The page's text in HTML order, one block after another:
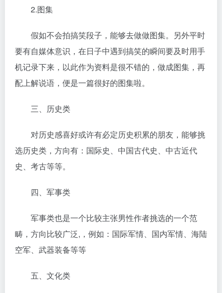
2.图集
假如不会拍搞笑段子，能够去做做图集。另外平时
要有自媒体意识，在日子中遇到搞笑的瞬间要及时用手
机记录下来，以此作为资料是很不错的，做成图集，再
配上解说语，便是一篇很好的图集啦。
三、历史类
对历史感喜好或许有必定历史积累的朋友，能够挑
选历史类，方向有：国际史、中国古代史、中古近代
史、考古等等。
四、军事类
军事类也是一个比较主张男性作者挑选的一个范
畴，方向比较广泛,，例如：国际军情、国内军情、海陆
空军、武器装备等等
五、文化类